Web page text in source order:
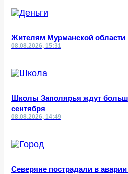
Жителям Мурманской области
08.08.2026, 15:31
Школы Заполярья ждут
сентября
08.08.2026, 14:49
Северяне пострадали в